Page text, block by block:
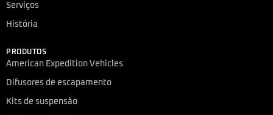
Serviços
História
PRODUTOS
American Expedition Vehicles
Difusores de escapamento
Kits de suspensão